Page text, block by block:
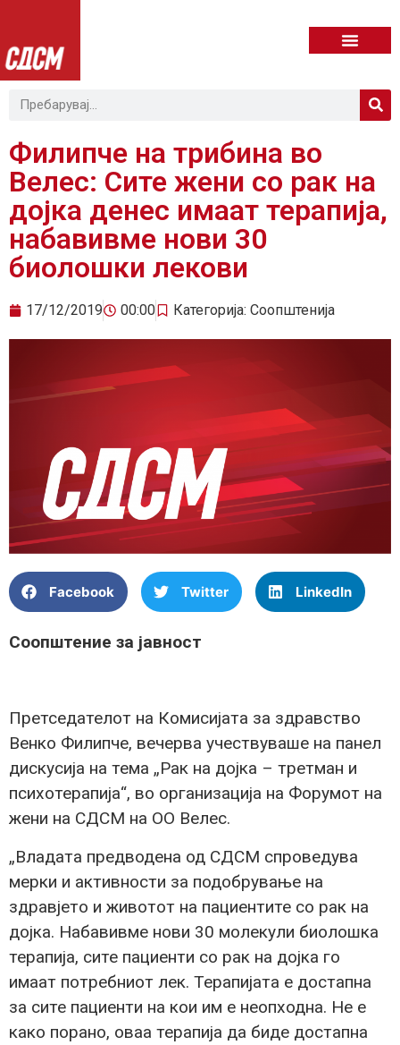
Филипче на трибина во
Велес: Сите жени со рак на
дојка денес имаат терапија,
набавивме нови 30
биолошки лекови
17/12/2019 00:00 Категорија: Соопштенија
Facebook Twitter LinkedIn
Соопштение за јавност
Претседателот на Комисијата за здравство
Венко Филипче, вечерва учествуваше на панел
дискусија на тема „Рак на дојка – третман и
психотерапија“, во организација на Форумот на
жени на СДСМ на ОО Велес.
„Владата предводена од СДСМ спроведува
мерки и активности за подобрување на
здравјето и животот на пациентите со рак на
дојка. Набавивме нови 30 молекули биолошка
терапија, сите пациенти со рак на дојка го
имаат потребниот лек. Терапијата е достапна
за сите пациенти на кои им е неопходна. Не е
како порано, оваа терапија да биде достапна